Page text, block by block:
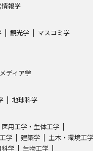
情報学
観光学 マスコミ学
メディア学
地球科学
医用工学・生体工学
学 建築学
土木・環境工学
科学
生物工学